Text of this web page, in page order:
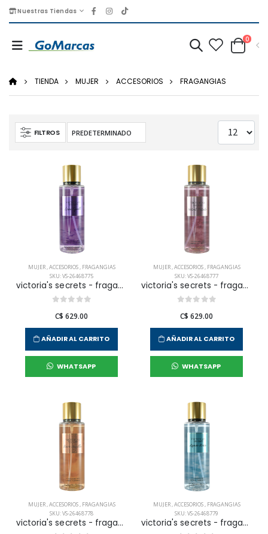
Nuestras Tiendas
0
TIENDA MUJER ACCESORIOS FRAGANGIAS
FILTROS
MUJER,ACCESORIOS, FRAGANGIAS
SKU: VS-26468775
victoria's secrets - fragancia corporal love spell para mujer
C$ 629.00
AÑADIR AL CARRITO
WHATSAPP
MUJER,ACCESORIOS, FRAGANGIAS
SKU: VS-26468777
victoria's secrets - fragancia corporal velvet petals para mujer
C$ 629.00
AÑADIR AL CARRITO
WHATSAPP
MUJER,ACCESORIOS, FRAGANGIAS
SKU: VS-26468778
victoria's secrets - fragancia corporal bare vainilla para mujer
MUJER,ACCESORIOS, FRAGANGIAS
SKU: VS-26468779
victoria's secrets - fragancia corporal aqua kiss para mujer